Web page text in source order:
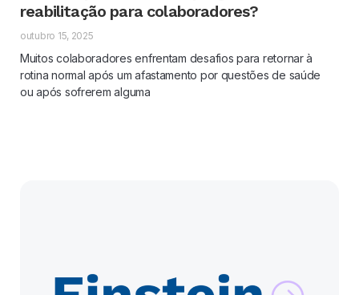
reabilitação para colaboradores?
outubro 15, 2025
Muitos colaboradores enfrentam desafios para retornar à
rotina normal após um afastamento por questões de saúde
ou após sofrerem alguma